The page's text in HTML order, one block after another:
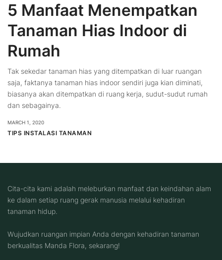
5 Manfaat Menempatkan
Tanaman Hias Indoor di
Rumah
Tak sekedar tanaman hias yang ditempatkan di luar ruangan
saja, faktanya tanaman hias indoor sendiri juga kian diminati,
biasanya akan ditempatkan di ruang kerja, sudut-sudut rumah
dan sebagainya.
MARCH 1, 2020
TIPS INSTALASI TANAMAN
Cita-cita kami adalah meleburkan manfaat dan keindahan alam
ke dalam setiap ruang gerak manusia melalui kehadiran
tanaman hidup.
Wujudkan ruangan impian Anda dengan kehadiran tanaman
berkualitas Manda Flora, sekarang!